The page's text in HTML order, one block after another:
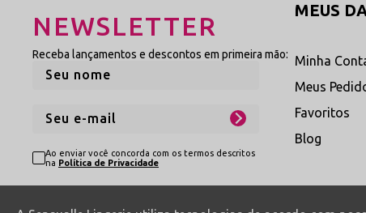
NEWSLETTER
Receba lançamentos e descontos em primeira mão:
Ao enviar você concorda com os termos descritos
na Política de Privacidade
MEUS
Minha
Meus
Favoritos
Blog